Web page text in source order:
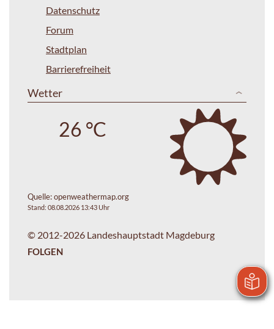
Datenschutz
Forum
Stadtplan
Barrierefreiheit
Wetter
26 °C
Quelle:openweathermap.org
Stand: 08.08.2026 13:43 Uhr
© 2012-2026 Landeshauptstadt Magdeburg
FOLGEN